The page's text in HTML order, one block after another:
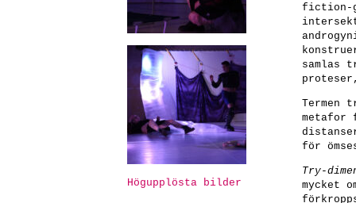
Högupplösta bilder
fiction-
samlas
Termen
metafor
för
Try-
mycket